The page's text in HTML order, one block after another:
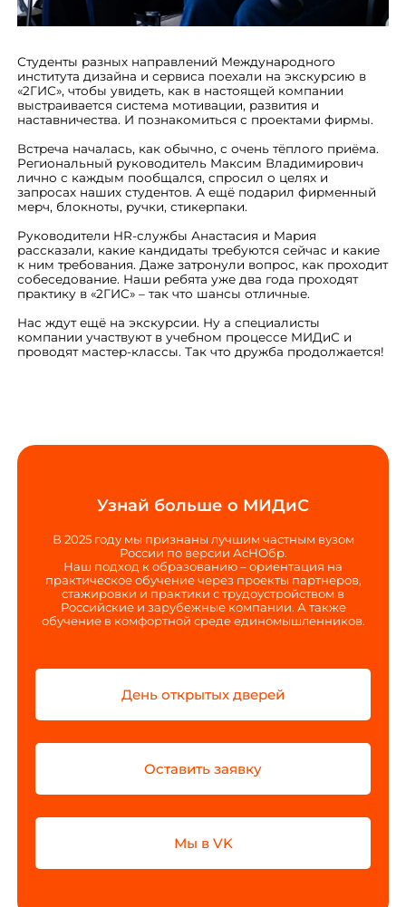
Студенты разных направлений Международного
института дизайна и сервиса поехали на экскурсию в
«2ГИС», чтобы увидеть, как в настоящей компании
выстраивается система мотивации, развития и
наставничества. И познакомиться с проектами фирмы.
Встреча началась, как обычно, с очень тёплого приёма.
Региональный руководитель Максим Владимирович
лично с каждым пообщался, спросил о целях и
запросах наших студентов. А ещё подарил фирменный
мерч, блокноты, ручки, стикерпаки.
Руководители HR-службы Анастасия и Мария
рассказали, какие кандидаты требуются сейчас и какие
к ним требования. Даже затронули вопрос, как проходит
собеседование. Наши ребята уже два года проходят
практику в «2ГИС» – так что шансы отличные.
Нас ждут ещё на экскурсии. Ну а специалисты
компании участвуют в учебном процессе МИДиС и
проводят мастер-классы. Так что дружба продолжается!
Узнай больше о МИДиС
В 2025 году мы признаны лучшим частным вузом
России по версии АсНОбр.
Наш подход к образованию – ориентация на
практическое обучение через проекты партнеров,
стажировки и практики с трудоустройством в
Российские и зарубежные компании. А также
обучение в комфортной среде единомышленников.
День открытых дверей
Оставить заявку
Мы в VK